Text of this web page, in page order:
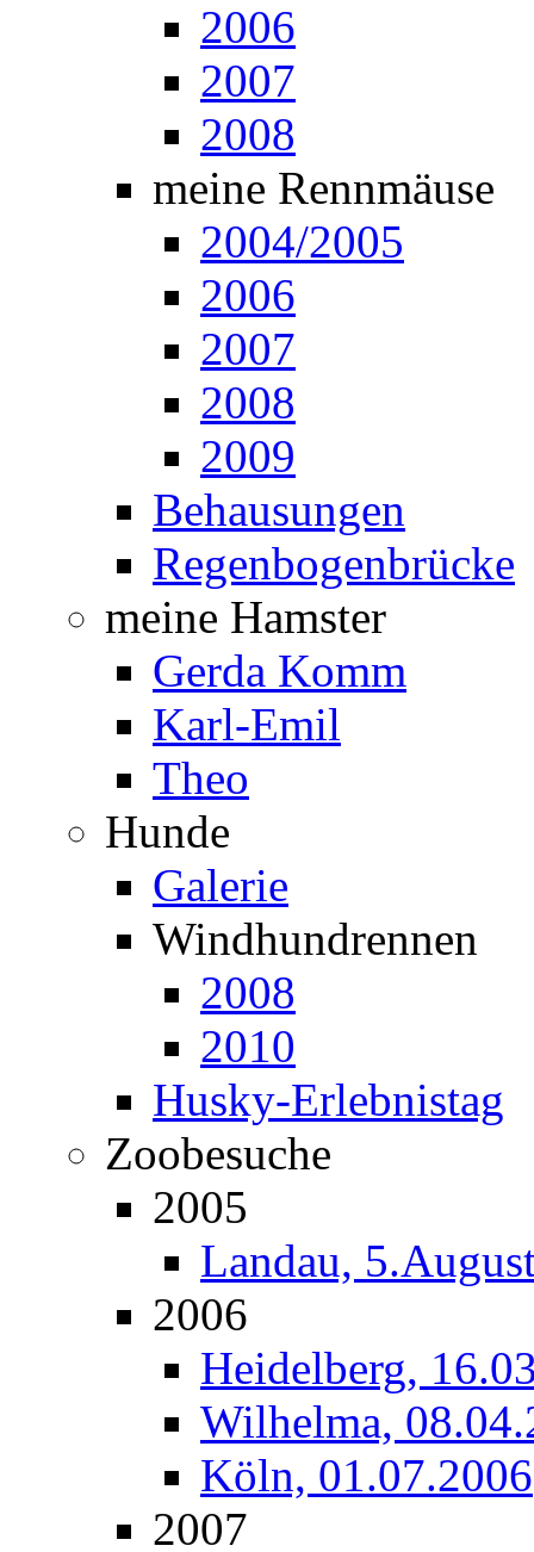
2006
2007
2008
meine Rennmäuse
2004/2005
2006
2007
2008
2009
Behausungen
Regenbogenbrücke
meine Hamster
Gerda Komm
Karl-Emil
Theo
Hunde
Galerie
Windhundrennen
2008
2010
Husky-Erlebnistag
Zoobesuche
2005
Landau,
2006
Heidelberg,
Wilhelma,
Köln, 01.07.2006
2007